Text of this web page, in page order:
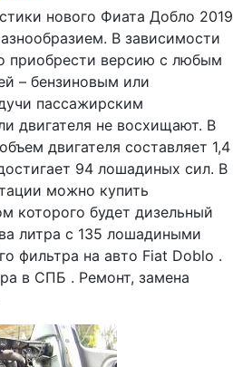
нового Фиата Добло 2019
В зависимости
приобрести версию с любым
– бензиновым или
пассажирским
двигателя не восхищают. В
двигателя составляет 1,4
94 лошадиных сил. В
можно купить
которого будет дизельный
литра с 135 лошадиными
фильтра на авто Fiat Doblo .
в СПБ . Ремонт, замена